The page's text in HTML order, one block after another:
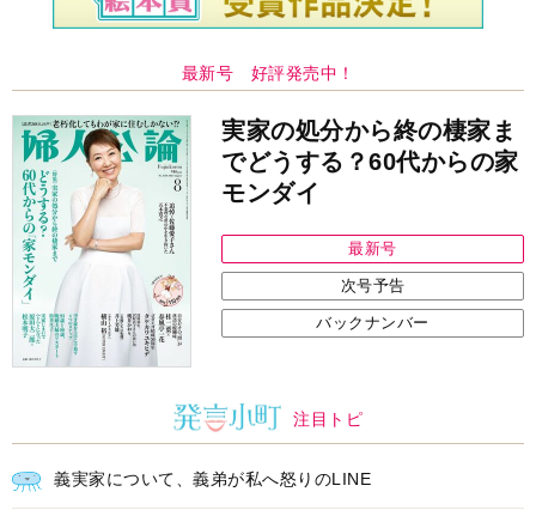
最新号 好評発売中！
実家の処分から終の棲家ま
でどうする？60代からの家
モンダイ
最新号
次号予告
バックナンバー
注目トピ
義実家について、義弟が私へ怒りのLINE